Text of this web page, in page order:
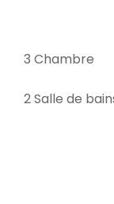
3 Chambre
2 Salle de